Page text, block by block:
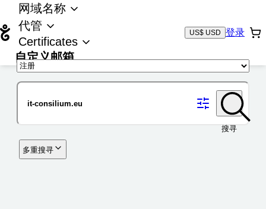
网域名称
代管
Certificates
自定义邮箱
US$ USD 登录
搜寻
多重搜寻